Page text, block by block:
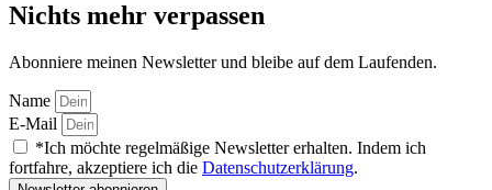
Nichts mehr verpassen
Abonniere meinen Newsletter und bleibe auf dem Laufenden.
Name
E-Mail
*Ich möchte regelmäßige Newsletter erhalten. Indem ich
fortfahre, akzeptiere ich die Datenschutzerklärung.